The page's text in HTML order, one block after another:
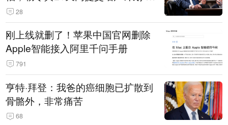
五角大楼回应
28
刚上线就删了！苹果中国官网删除
Apple智能接入阿里千问手册
791
亨特·拜登：我爸的癌细胞已扩散到
骨骼外，非常痛苦
68